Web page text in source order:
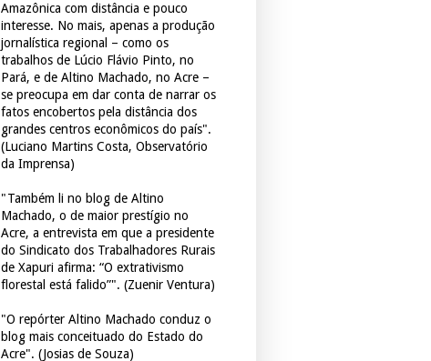
Amazônica com distância e pouco
interesse. No mais, apenas a produção
jornalística regional – como os
trabalhos de Lúcio Flávio Pinto, no
Pará, e de Altino Machado, no Acre –
se preocupa em dar conta de narrar os
fatos encobertos pela distância dos
grandes centros econômicos do país".
(Luciano Martins Costa, Observatório
da Imprensa)
"Também li no blog de Altino
Machado, o de maior prestígio no
Acre, a entrevista em que a presidente
do Sindicato dos Trabalhadores Rurais
de Xapuri afirma: “O extrativismo
florestal está falido”". (Zuenir Ventura)
"O repórter Altino Machado conduz o
blog mais conceituado do Estado do
Acre". (Josias de Souza)